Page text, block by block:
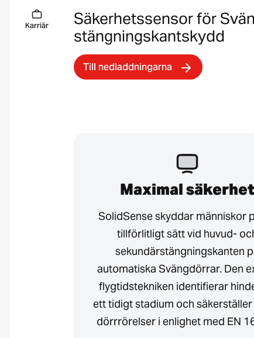
Karriär
Säkerhetssensor för
stängningskantskydd
Till nedladdningarna
Maximal säkerhet
SolidSense skyddar människor
tillförlitligt sätt vid huvud-
sekundärstängningskanten
automatiska Svängdörrar. Den
flygtidstekniken identifierar
ett tidigt stadium och säkerställer
dörrrörelser i enlighet med EN